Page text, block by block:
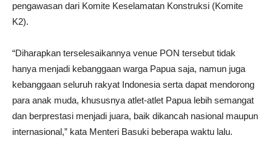
pengawasan dari Komite Keselamatan Konstruksi (Komite
K2).
“Diharapkan terselesaikannya venue PON tersebut tidak
hanya menjadi kebanggaan warga Papua saja, namun juga
kebanggaan seluruh rakyat Indonesia serta dapat mendorong
para anak muda, khususnya atlet-atlet Papua lebih semangat
dan berprestasi menjadi juara, baik dikancah nasional maupun
internasional,” kata Menteri Basuki beberapa waktu lalu.